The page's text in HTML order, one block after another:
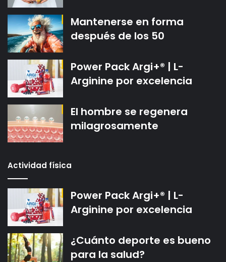
Mantenerse en forma
después de los 50
Power Pack Argi+® | L-
Arginine por excelencia
El hombre se regenera
milagrosamente
Actividad física
Power Pack Argi+® | L-
Arginine por excelencia
¿Cuánto deporte es bueno
para la salud?